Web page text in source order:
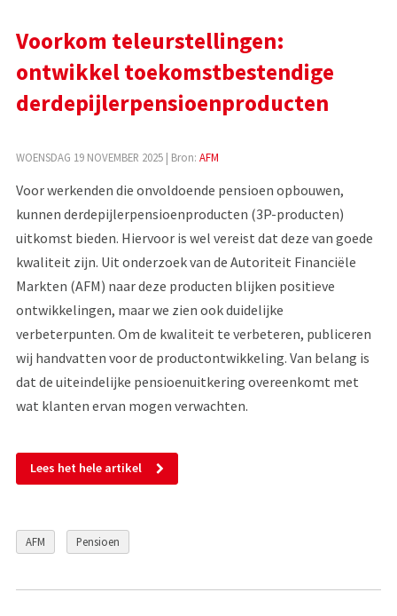
Voorkom teleurstellingen:
ontwikkel toekomstbestendige
derdepijlerpensioenproducten
WOENSDAG 19 NOVEMBER 2025| Bron: AFM
Voor werkenden die onvoldoende pensioen opbouwen,
kunnen derdepijlerpensioenproducten (3P-producten)
uitkomst bieden. Hiervoor is wel vereist dat deze van goede
kwaliteit zijn. Uit onderzoek van de Autoriteit Financiële
Markten (AFM) naar deze producten blijken positieve
ontwikkelingen, maar we zien ook duidelijke
verbeterpunten. Om de kwaliteit te verbeteren, publiceren
wij handvatten voor de productontwikkeling. Van belang is
dat de uiteindelijke pensioenuitkering overeenkomt met
wat klanten ervan mogen verwachten.
Lees het hele artikel
AFM Pensioen